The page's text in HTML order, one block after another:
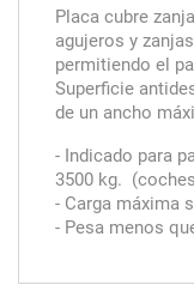
Placa cubre
agujeros y
permitiendo el
Superficie
de un ancho
- Indicado para
3500 kg.
- Carga máxima
- Pesa menos